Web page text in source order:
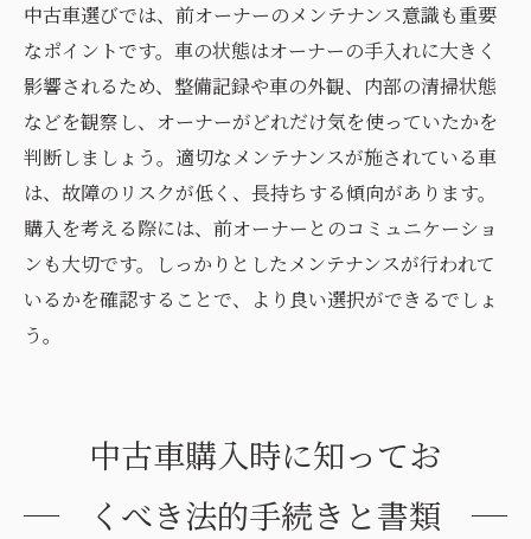
中古車選びでは、前オーナーのメンテナンス意識も重要
なポイントです。車の状態はオーナーの手入れに大きく
影響されるため、整備記録や車の外観、内部の清掃状態
などを観察し、オーナーがどれだけ気を使っていたかを
判断しましょう。適切なメンテナンスが施されている車
は、故障のリスクが低く、長持ちする傾向があります。
購入を考える際には、前オーナーとのコミュニケーショ
ンも大切です。しっかりとしたメンテナンスが行われて
いるかを確認することで、より良い選択ができるでしょ
う。
中古車購入時に知ってお
くべき法的手続きと書類